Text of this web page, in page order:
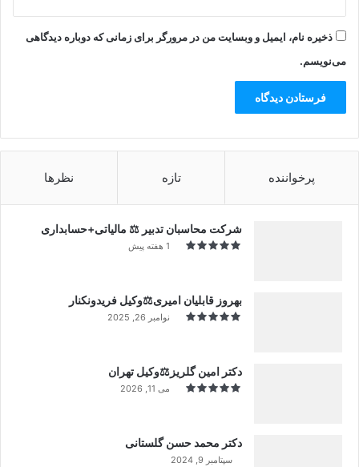
ذخیره نام، ایمیل و وبسایت من در مرورگر برای زمانی که دوباره دیدگاهی
می‌نویسم.
پرخواننده تازه نظرها
شرکت محاسبان تدبیر ⚖️ مالیاتی+حسابداری
1 هفته پیش
بهروز قابلیان امیری⚖️وکیل فریدونکنار
نوامبر 26, 2025
دکتر امین گلریز⚖️وکیل تهران
می 11, 2026
دکتر محمد حسن گلستانی
سپتامبر 9, 2024